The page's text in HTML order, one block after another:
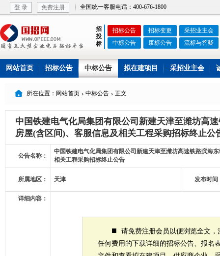
登 录 免费注册 全国统一客服电话：400-676-1800
招
投
标
招标公告 招标变更
采招业主会
中标公告
废标公告 流标与答疑
网站首页 招标公告 中标公告 拟在建项目 采招业主会
 所在位置：网站首页  中标公告  正文
中国铁建电气化局集团有限公司新建天津至潍坊高
房屋(含区间)、客服信息及相关工程采购招标终止公
公告名称：
中国铁建电气化局集团有限公司新建天津至潍坊高速铁路滨海
相关工程采购招标终止公告
所属地区： 天津 发布时间
详细内容：
■
请免费注册会员以便浏览全文
任何费用的下载详细的招标公告、报名